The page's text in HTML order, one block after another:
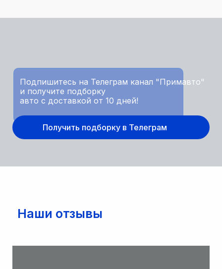
Подпишитесь на Телеграм канал "Примавто"
и получите подборку
авто с доставкой от 10 дней!
Получить подборку в Телеграм
Наши отзывы